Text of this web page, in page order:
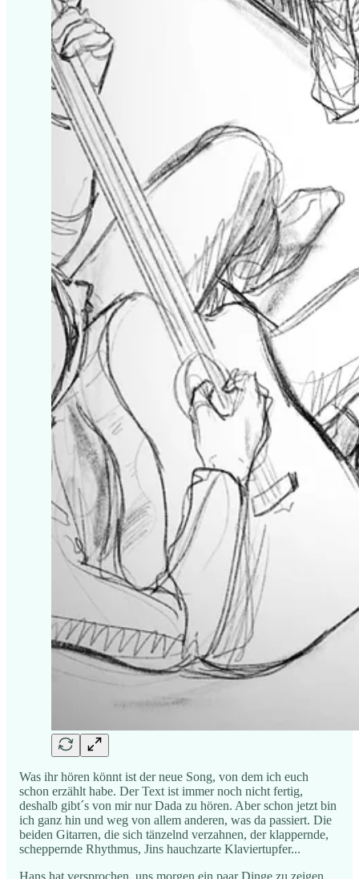
Was ihr hören könnt ist der neue Song, von dem ich euch
schon erzählt habe. Der Text ist immer noch nicht fertig,
deshalb gibt´s von mir nur Dada zu hören. Aber schon jetzt bin
ich ganz hin und weg von allem anderen, was da passiert. Die
beiden Gitarren, die sich tänzelnd verzahnen, der klappernde,
scheppernde Rhythmus, Jins hauchzarte Klaviertupfer...
Hans hat versprochen, uns morgen ein paar Dinge zu zeigen,